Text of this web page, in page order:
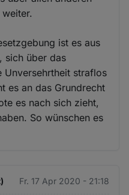
ist es aus
sich über das
Unversehrtheit straflos
es an das Grundrecht
es nach sich zieht,
So wünschen es
Fr. 17 Apr 2020 - 21:18